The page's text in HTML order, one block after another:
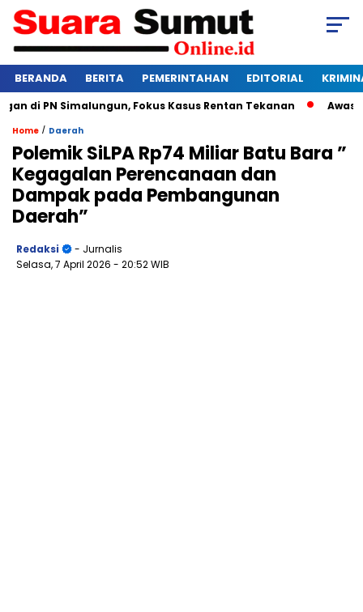
BERANDA BERITA PEMERINTAHAN EDITORIAL
Simalungun, Fokus Kasus Rentan Tekanan Awas
Home / Daerah
Polemik SiLPA Rp74 Miliar Batu Bara ”
Kegagalan Perencanaan dan
Dampak pada Pembangunan
Daerah”
Redaksi
- Jurnalis
Selasa, 7 April 2026 - 20:52 WIB